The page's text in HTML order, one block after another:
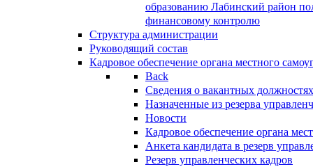
образованию Лабинский район
финансовому контролю
Структура администрации
Руководящий состав
Кадровое обеспечение органа местного
Back
Сведения о вакантных
Назначенные из резерва
Новости
Кадровое обеспечение органа
Анкета кандидата в резерв
Резерв управленческих кадров